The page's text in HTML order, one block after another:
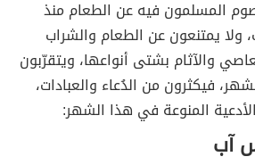
المسلمون فيه عن الطعام منذ
ولا يمتنعون عن الطعام والشراب
والآثام بشتى أنواعها، ويتقرّبون
فيكثرون من الدُعاء والعبادات،
المنوعة في هذا الشهر:
آب